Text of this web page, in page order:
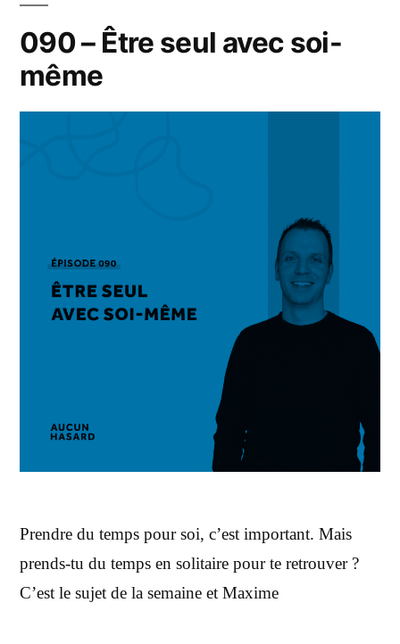
090 – Être seul avec soi-
même
Prendre du temps pour soi, c’est important. Mais
prends-tu du temps en solitaire pour te retrouver ?
C’est le sujet de la semaine et Maxime